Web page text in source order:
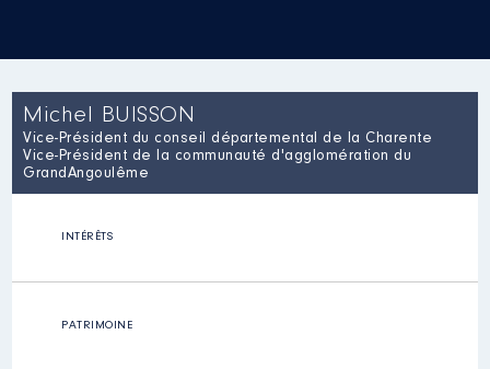
Michel BUISSON
Vice-Président du conseil départemental de la Charente
Vice-Président de la communauté d'agglomération du
GrandAngoulême
INTÉRÊTS
PATRIMOINE